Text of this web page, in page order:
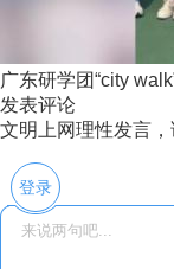
广东研学团“city
发表评论
文明上网理性发言
登录